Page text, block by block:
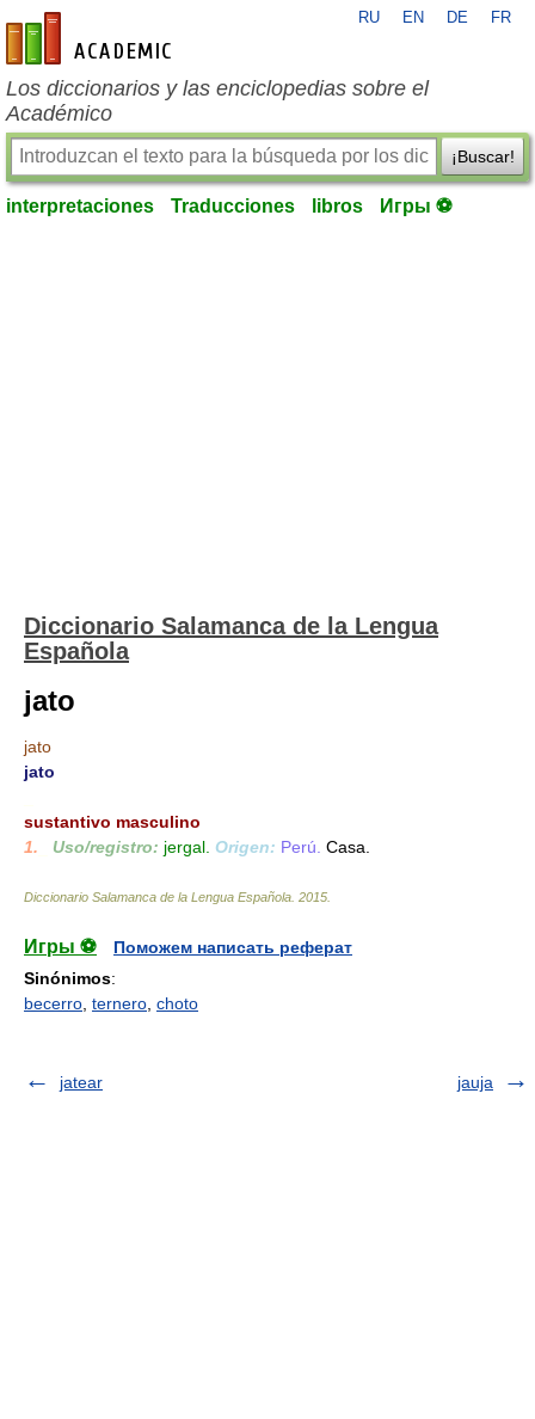
es-academic.com
RU EN DE FR
Los diccionarios y las enciclopedias sobre el
Académico
¡Buscar!
interpretaciones Traducciones libros Игры ⚽
Diccionario Salamanca de la Lengua
Española
jato
jato
jato
sustantivo masculino
1.
Uso/registro: jergal. Origen: Perú. Casa.
Diccionario Salamanca de la Lengua Española 2015
Игры ⚽
Поможем написать реферат
Sinónimos:
becerro ternero choto
jatear jauja